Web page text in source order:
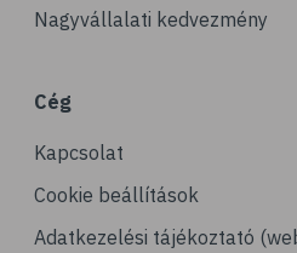
Nagyvállalati kedvezmény
Cég
Kapcsolat
Cookie beállítások
Adatkezelési tájékoztató